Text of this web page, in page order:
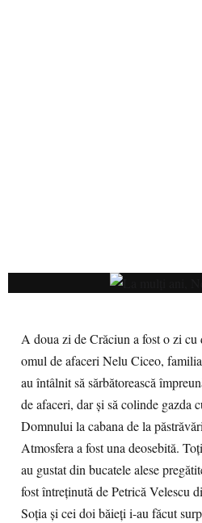
A doua zi de Crăciun a fost o zi
omul de afaceri Nelu Ciceo,
au întâlnit să sărbătorească
de afaceri, dar și să colinde gazda
Domnului la cabana de la
Atmosfera a fost una deosebită.
au gustat din bucatele alese
fost întreținută de Petrică Velescu
Soţia și cei doi băieți i-au făcut